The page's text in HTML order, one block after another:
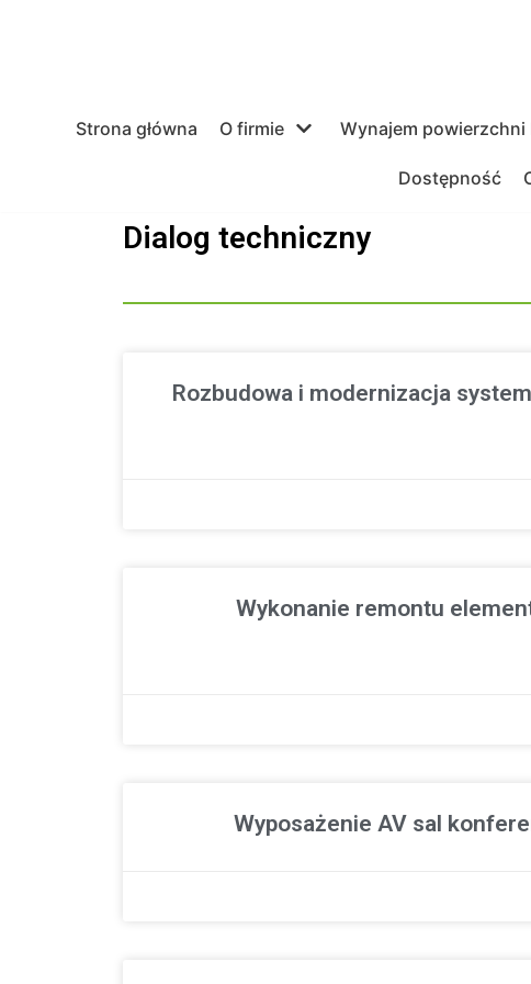
Strona główna O firmie Wynajem
Dostępność
Dialog techniczny
Rozbudowa i modernizacja
Wykonanie remontu
Wyposażenie AV sal